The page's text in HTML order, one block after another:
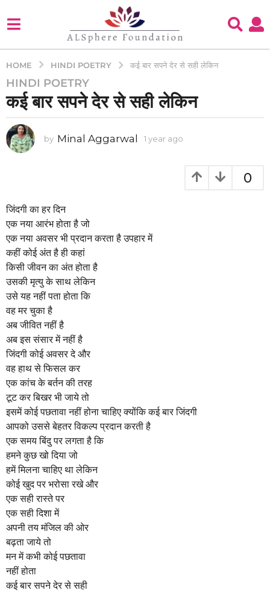
HOME HINDI POETRY कई बार सपने देर से सही लेकिन
1
y
a
r
y
e
a
r
a
g
o
HINDI POETRY
कई बार सपने देर से सही लेकिन
by Minal Aggarwal 1 year ago
0
जिंदगी का हर दिन
एक नया आरंभ होता है जो
एक नया अवसर भी प्रदान करता है उपहार में
कहीं कोई अंत है ही कहां
किसी जीवन का अंत होता है
उसकी मृत्यु के साथ लेकिन
उसे यह नहीं पता होता कि
वह मर चुका है
अब जीवित नहीं है
अब इस संसार में नहीं है
जिंदगी कोई अवसर दे और
वह हाथ से फिसल कर
एक कांच के बर्तन की तरह
टूट कर बिखर भी जाये तो
इसमें कोई पछतावा नहीं होना चाहिए क्योंकि कई बार जिंदगी
आपको उससे बेहतर विकल्प प्रदान करती है
एक समय बिंदु पर लगता है कि
हमने कुछ खो दिया जो
हमें मिलना चाहिए था लेकिन
कोई खुद पर भरोसा रखे और
एक सही रास्ते पर
एक सही दिशा में
अपनी तय मंजिल की ओर
बढ़ता जाये तो
मन में कभी कोई पछतावा
नहीं होता
कई बार सपने देर से सही